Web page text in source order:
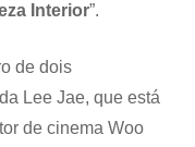
Interior”.
de dois
Lee Jae, que está
de cinema Woo